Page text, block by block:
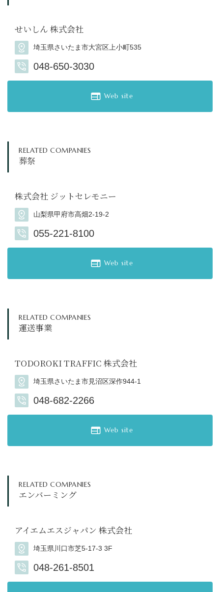
せいしん 株式会社
埼玉県さいたま市大宮区上小町535
048-650-3030
Web site
RELATED COMPANIES
葬祭
株式会社 ジットセレモニー
山梨県甲府市高畑2-19-2
055-221-8100
Web site
RELATED COMPANIES
運送事業
TODOROKI TRAFFIC 株式会社
埼玉県さいたま市見沼区深作944-1
048-682-2266
Web site
RELATED COMPANIES
エンバーミング
アイエムエスジャパン 株式会社
埼玉県川口市芝5-17-3 3F
048-261-8501